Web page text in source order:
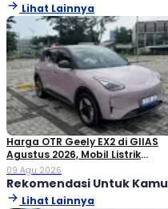
Lihat Lainnya
Harga OTR Geely EX2 di GIIAS
Agustus 2026, Mobil Listrik
Penantang BYD Atto 1
09 Agu 2026
Rekomendasi Untuk Kamu
Lihat Lainnya